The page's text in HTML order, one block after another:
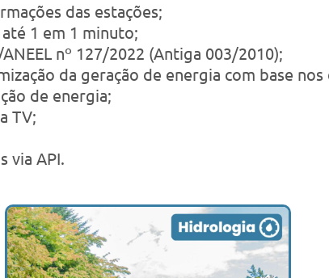
das estações;
1 em 1 minuto;
nº 127/2022 (Antiga 003/2010);
da geração de energia com base
de energia;
TV;
via API.